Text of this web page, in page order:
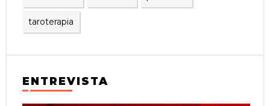
taroterapia
ENTREVISTA